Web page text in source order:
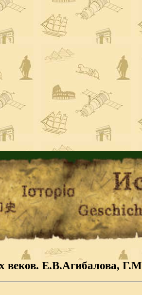
веков. Е.В.Агибалова,